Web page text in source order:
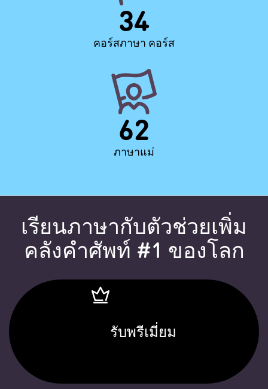
34
คอร์สภาษา คอร์ส
62
ภาษาแม่
เรียนภาษากับตัวช่วยเพิ่ม
คลังคำศัพท์ #1 ของโลก
รับพรีเมี่ยม